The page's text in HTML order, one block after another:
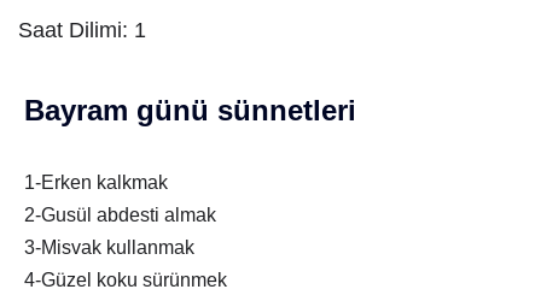
Saat Dilimi: 1
Bayram günü sünnetleri
1-Erken kalkmak
2-Gusül abdesti almak
3-Misvak kullanmak
4-Güzel koku sürünmek